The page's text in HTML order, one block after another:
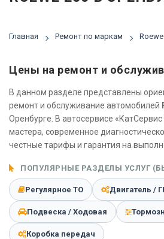
Главная Ремонт по маркам Roewe
Цены на ремонт и
В данном разделе представлены
ремонт и обслуживание автомобилей
Оренбурге. В автосервисе
мастера, современное
честные тарифы и гарантия на
ПОПУЛЯРНЫЕ РАЗДЕЛЫ УСЛУГ
Регулярное ТО Двигатель /
Подвеска / Ходовая
Коробка передач